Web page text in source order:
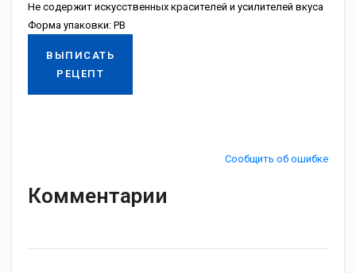
Не содержит искусственных красителей и усилителей вкуса
Форма упаковки: PB
ВЫПИСАТЬ
РЕЦЕПТ
Сообщить об ошибке
Комментарии